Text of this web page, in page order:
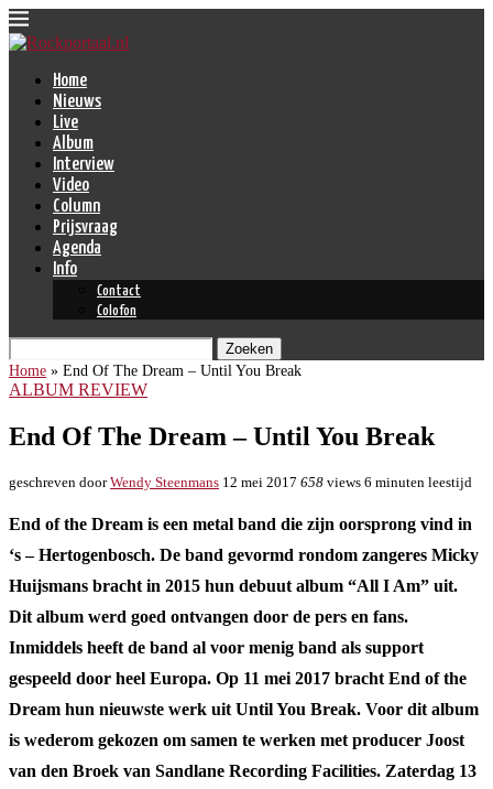
Home
Nieuws
Live
Album
Interview
Video
Column
Prijsvraag
Agenda
Info
Contact
Colofon
Zoeken
Home » End Of The Dream – Until You Break
ALBUM REVIEW
End Of The Dream – Until You Break
geschreven doorWendy Steenmans 12 mei 2017 658 views 6 minuten leestijd
End of the Dream is een metal band die zijn oorsprong vind in
‘s – Hertogenbosch. De band gevormd rondom zangeres Micky
Huijsmans bracht in 2015 hun debuut album “All I Am” uit.
Dit album werd goed ontvangen door de pers en fans.
Inmiddels heeft de band al voor menig band als support
gespeeld door heel Europa. Op 11 mei 2017 bracht End of the
Dream hun nieuwste werk uit Until You Break. Voor dit album
is wederom gekozen om samen te werken met producer Joost
van den Broek van Sandlane Recording Facilities. Zaterdag 13